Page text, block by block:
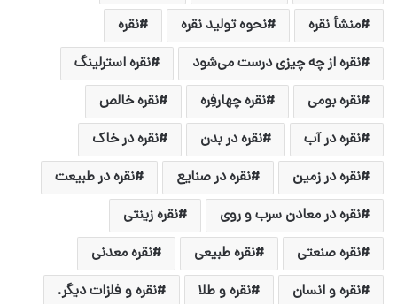
منشأ نقره
نحوه تولید نقره
نقره
نقره از چه چیزی درست می‌شود
نقره استرلینگ
نقره بومی
نقره چهارفِره
نقره خالص
نقره در آب
نقره در بدن
نقره در خاک
نقره در زمین
نقره در صنایع
نقره در طبیعت
نقره در معادن سرب و روی
نقره زینتی
نقره صنعتی
نقره طبیعی
نقره معدنی
نقره و انسان
نقره و طلا
نقره و فلزات دیگر.